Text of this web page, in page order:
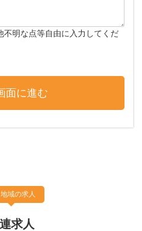
不明な点等自由に入力してくだ
域の求人
求人